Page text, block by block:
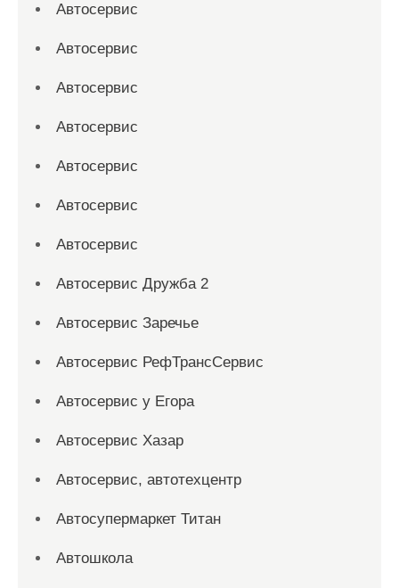
Автосервис
Автосервис
Автосервис
Автосервис
Автосервис
Автосервис
Автосервис
Автосервис Дружба 2
Автосервис Заречье
Автосервис РефТрансСервис
Автосервис у Егора
Автосервис Хазар
Автосервис, автотехцентр
Автосупермаркет Титан
Автошкола